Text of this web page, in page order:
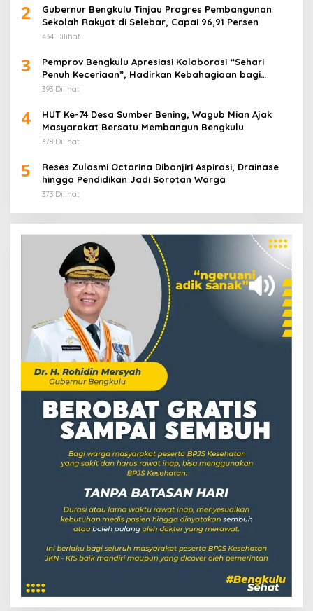
2
Gubernur Bengkulu Tinjau Progres Pembangunan
Sekolah Rakyat di Selebar, Capai 96,91 Persen
434 Dilihat
3
Pemprov Bengkulu Apresiasi Kolaborasi “Sehari
Penuh Keceriaan”, Hadirkan Kebahagiaan bagi
Puluhan Anak Panti Asuhan
393 Dilihat
4
HUT Ke-74 Desa Sumber Bening, Wagub Mian Ajak
Masyarakat Bersatu Membangun Bengkulu
378 Dilihat
5
Reses Zulasmi Octarina Dibanjiri Aspirasi, Drainase
hingga Pendidikan Jadi Sorotan Warga
373 Dilihat